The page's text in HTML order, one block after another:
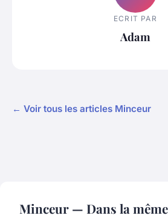
ECRIT PAR
Adam
← Voir tous les articles Minceur
Minceur — Dans la